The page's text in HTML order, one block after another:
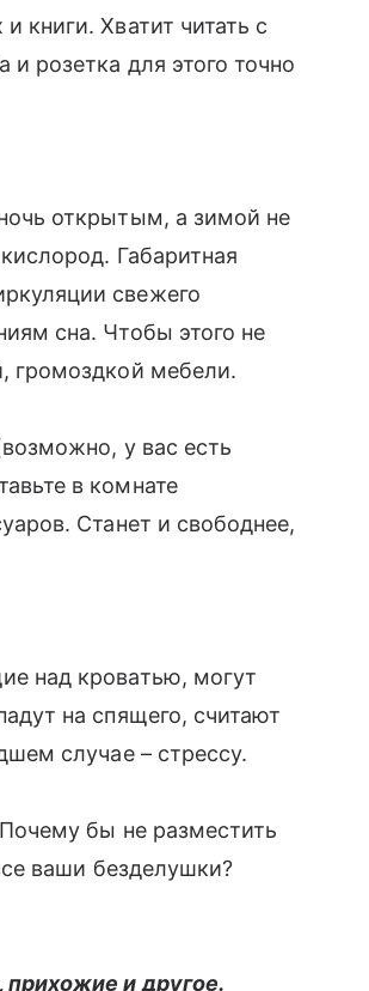
книги. Хватит читать с
розетка для этого точно
открытым, а зимой не
Габаритная
свежего
сна. Чтобы этого не
громоздкой мебели.
у вас есть
в комнате
Станет и свободнее,
над кроватью, могут
на спящего, считают
случае – стрессу.
бы не разместить
ваши безделушки?
прихожие и другое.